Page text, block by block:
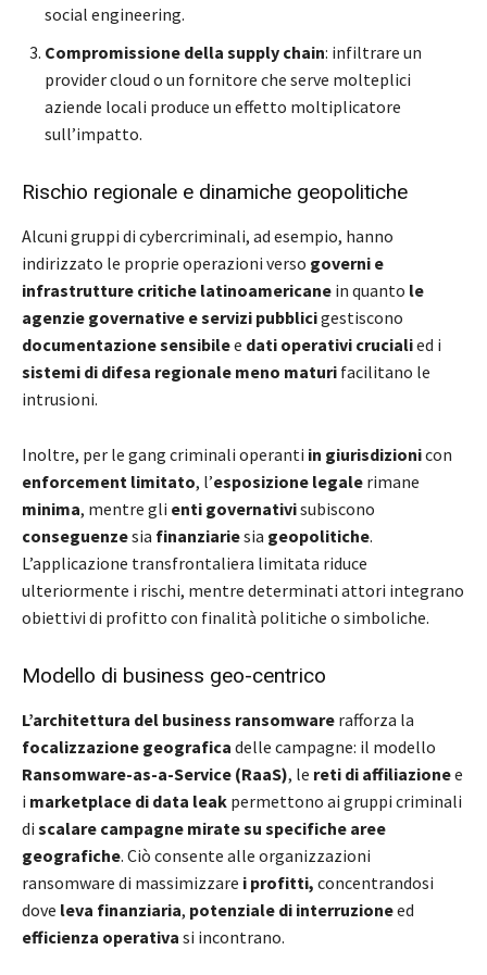
social engineering.
Compromissione della supply chain: infiltrare un
provider cloud o un fornitore che serve molteplici
aziende locali produce un effetto moltiplicatore
sull’impatto.
Rischio regionale e dinamiche geopolitiche
Alcuni gruppi di cybercriminali, ad esempio, hanno
indirizzato le proprie operazioni verso governi e
infrastrutture critiche latinoamericane in quanto le
agenzie governative e servizi pubblicigestiscono
documentazione sensibilee dati operativi crucialied i
sistemi di difesa regionale meno maturi facilitano le
intrusioni.
Inoltre, per le gang criminali operanti in giurisdizionicon
enforcement limitato, l’esposizione legale rimane
minima, mentre gli enti governativisubiscono
conseguenzesia finanziariesia geopolitiche.
L’applicazione transfrontaliera limitata riduce
ulteriormente i rischi, mentre determinati attori integrano
obiettivi di profitto con finalità politiche o simboliche.
Modello di business geo-centrico
L’architettura del business ransomware rafforza la
focalizzazione geografica delle campagne: il modello
Ransomware-as-a-Service (RaaS), le reti di affiliazionee
i marketplace di data leak permettono ai gruppi criminali
di scalare campagne mirate su specifiche aree
geografiche. Ciò consente alle organizzazioni
ransomware di massimizzare i profitti, concentrandosi
dove leva finanziaria, potenziale di interruzioneed
efficienza operativa si incontrano.